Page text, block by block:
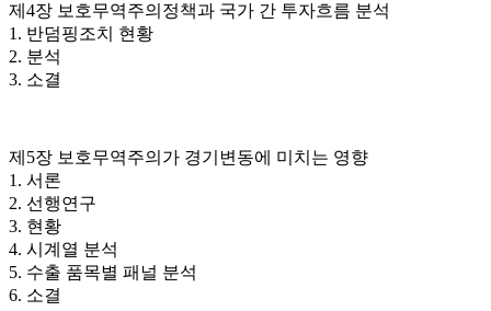
제4장 보호무역주의정책과 국가 간 투자흐름 분석
1. 반덤핑조치 현황
2. 분석
3. 소결
제5장 보호무역주의가 경기변동에 미치는 영향
1. 서론
2. 선행연구
3. 현황
4. 시계열 분석
5. 수출 품목별 패널 분석
6. 소결